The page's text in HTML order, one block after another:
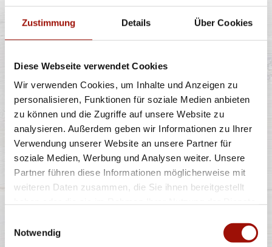
Zustimmung Details Über Cookies
Diese Webseite verwendet Cookies
Wir verwenden Cookies, um Inhalte und Anzeigen zu
personalisieren, Funktionen für soziale Medien anbieten
zu können und die Zugriffe auf unsere Website zu
analysieren. Außerdem geben wir Informationen zu Ihrer
Verwendung unserer Website an unsere Partner für
soziale Medien, Werbung und Analysen weiter. Unsere
Partner führen diese Informationen möglicherweise mit
weiteren Daten zusammen, die Sie ihnen bereitgestellt
Notwendig
5,49 €
ROMA